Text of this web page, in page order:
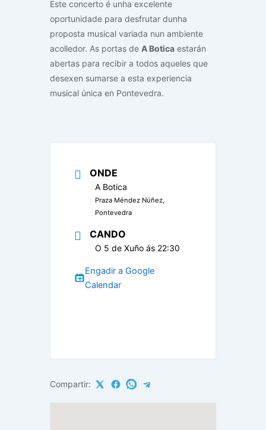
Este concerto é unha excelente
oportunidade para desfrutar dunha
proposta musical variada nun ambiente
acolledor. As portas de A Botica estarán
abertas para recibir a todos aqueles que
desexen sumarse a esta experiencia
musical única en Pontevedra.
ONDE
A Botica
Praza Méndez Núñez,
Pontevedra
CANDO
O 5 de Xuño ás 22:30
Engadir a Google
Calendar
Compartir: